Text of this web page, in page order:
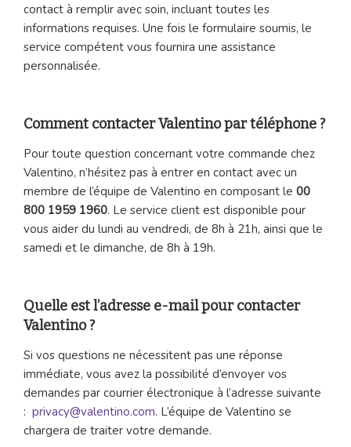
contact à remplir avec soin, incluant toutes les
informations requises. Une fois le formulaire soumis, le
service compétent vous fournira une assistance
personnalisée.
Comment contacter Valentino par téléphone ?
Pour toute question concernant votre commande chez
Valentino, n’hésitez pas à entrer en contact avec un
membre de l’équipe de Valentino en composant le 00
800 1959 1960. Le service client est disponible pour
vous aider du lundi au vendredi, de 8h à 21h, ainsi que le
samedi et le dimanche, de 8h à 19h.
Quelle est l’adresse e-mail pour contacter
Valentino ?
Si vos questions ne nécessitent pas une réponse
immédiate, vous avez la possibilité d’envoyer vos
demandes par courrier électronique à l’adresse suivante
: privacy@valentino.com. L’équipe de Valentino se
chargera de traiter votre demande.